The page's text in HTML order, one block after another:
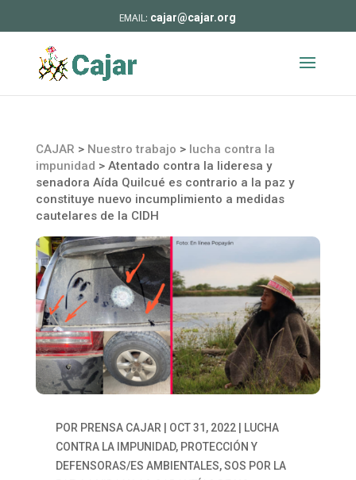
cajar@cajar.org
CAJAR > Nuestro trabajo > lucha contra la
impunidad > Atentado contra la lideresa y
senadora Aída Quilcué es contrario a la paz y
constituye nuevo incumplimiento a medidas
cautelares de la CIDH
POR PRENSA CAJAR| OCT 31, 2022|
LUCHA
CONTRA LA IMPUNIDAD, PROTECCIÓN Y
DEFENSORAS/ES AMBIENTALES,SOS POR LA